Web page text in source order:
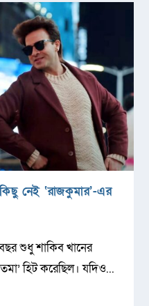
নেই ‘রাজকুমার’-এর
শুধু শাকিব খানের
হিট করেছিল। যদিও...